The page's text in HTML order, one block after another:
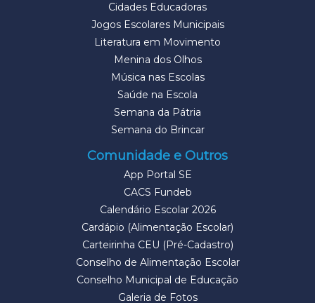
Cidades Educadoras
Jogos Escolares Municipais
Literatura em Movimento
Menina dos Olhos
Música nas Escolas
Saúde na Escola
Semana da Pátria
Semana do Brincar
Comunidade e Outros
App Portal SE
CACS Fundeb
Calendário Escolar 2026
Cardápio (Alimentação Escolar)
Carteirinha CEU (Pré-Cadastro)
Conselho de Alimentação Escolar
Conselho Municipal de Educação
Galeria de Fotos